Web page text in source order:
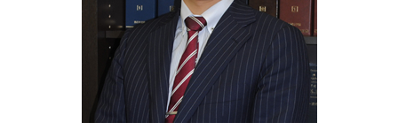
相続 同居
不動産相続登記 必要書類
不動産相続登記
不動産相続 売却 節税
不動産相続登記 いつまで
遺産 不動産 売却